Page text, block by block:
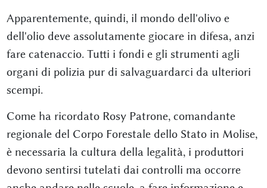
Apparentemente, quindi, il mondo dell'olivo e
dell'olio deve assolutamente giocare in difesa, anzi
fare catenaccio. Tutti i fondi e gli strumenti agli
organi di polizia pur di salvaguardarci da ulteriori
scempi.
Come ha ricordato Rosy Patrone, comandante
regionale del Corpo Forestale dello Stato in Molise,
è necessaria la cultura della legalità, i produttori
devono sentirsi tutelati dai controlli ma occorre